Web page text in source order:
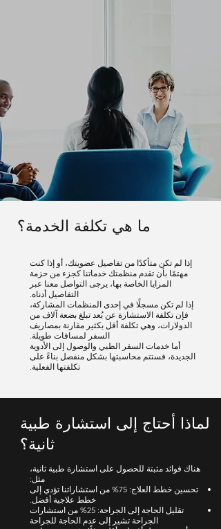
ما هي تكلفة الخدمة؟
إذا لم تكن متأكدًا من تفاصيل عضويتك، أو إذا كنت
مهتمًا بأن تقدم منظمتك خدماتنا كجزء من حزمة
المزايا الخاصة بها، يرجى التواصل معنا عبر
التفاصيل أدناه.
إذا لم تكن مسجلًا في إحدى المنظمات المشاركة،
فإن تكلفة الاستشارة عن بُعد تبلغ بضعة آلاف من
الدولارات، وهي تكلفة أقل بكثير مقارنة بمصاريف
السفر لمسافات طويلة.
أما خدمات السفر الطبي والوصول إلى الأدوية
الجديدة، فستتم محاسبتها بشكل منفصل بناءً على
تكلفتها الفعلية.
لماذا أحتاج إلى استشارة طبية
ثانية؟
هناك فوائد مثبتة للحصول على استشارة طبية ثانية،
مثل:
تحسين خطط العلاج: 75% من استشاراتنا تؤدي إلى
خطط علاجية أفضل.
تقليل الحاجة إلى الجراحة: 25% من استشارات
الجراحة تشير إلى عدم الحاجة للجراحة